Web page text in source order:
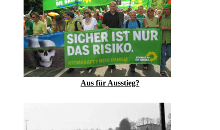
Aus für Ausstieg?